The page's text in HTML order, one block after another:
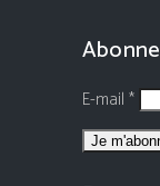
E-mail *